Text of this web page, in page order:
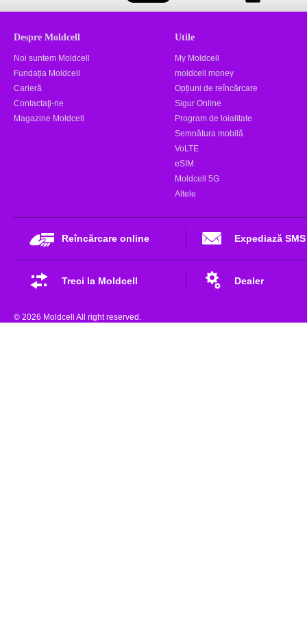
Despre Moldcell
Noi suntem Moldcell
Fundația Moldcell
Carieră
Contactaţi-ne
Magazine Moldcell
Utile
My Moldcell
moldcell money
Opțiuni de reîncărcare
Sigur Online
Program de loialitate
Semnătura mobilă
VoLTE
eSIM
Moldcell 5G
Altele
Reîncărcare online Expediază SMS
Treci la Moldcell Dealer
© 2026 Moldcell All right reserved.